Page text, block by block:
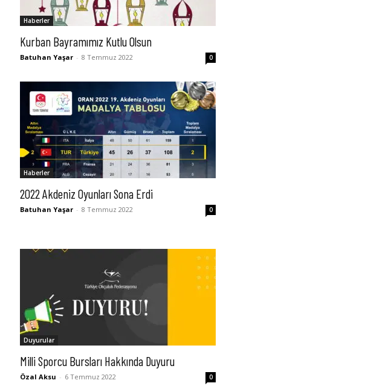
Haberler
Kurban Bayramımız Kutlu Olsun
Batuhan Yaşar - 8 Temmuz 2022 0
Haberler
2022 Akdeniz Oyunları Sona Erdi
Batuhan Yaşar - 8 Temmuz 2022 0
Duyurular
Milli Sporcu Bursları Hakkında Duyuru
Özal Aksu - 6 Temmuz 2022 0